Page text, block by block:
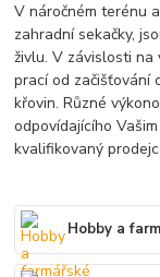
V náročném terénu
zahradní sekačky,
živlu. V závislosti na
prací od začišťování
křovin. Různé
odpovídajícího
kvalifikovaný
Hobby a